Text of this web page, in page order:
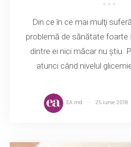
Din ce în ce mai mulţi
problemă de sănătate foarte
dintre ei nici măcar nu ştiu.
atunci când nivelul
EA.md 25 iunie 2018